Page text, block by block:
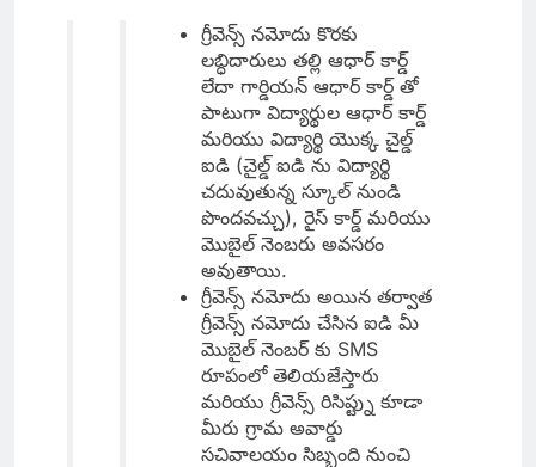
గ్రీవెన్స్ నమోదు కొరకు
లబ్ధిదారులు తల్లి ఆధార్ కార్డ్
లేదా గార్డియన్ ఆధార్ కార్డ్ తో
పాటుగా విద్యార్థుల ఆధార్ కార్డ్
మరియు విద్యార్థి యొక్క చైల్డ్
ఐడి (చైల్డ్ ఐడి ను విద్యార్థి
చదువుతున్న స్కూల్ నుండి
పొందవచ్చు), రైస్ కార్డ్ మరియు
మొబైల్ నెంబరు అవసరం
అవుతాయి.
గ్రీవెన్స్ నమోదు అయిన తర్వాత
గ్రీవెన్స్ నమోదు చేసిన ఐడి మీ
మొబైల్ నెంబర్ కు SMS
రూపంలో తెలియజేస్తారు
మరియు గ్రీవెన్స్ రిసిప్ట్ను కూడా
మీరు గ్రామ అవార్డు
సచివాలయం సిబ్బంది నుంచి